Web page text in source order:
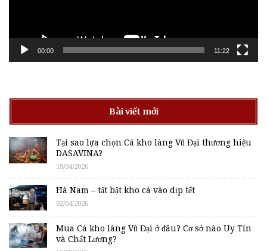
00:00 11:22
Bài viết mới
Tại sao lựa chọn Cá kho làng Vũ Đại thương hiệu
DASAVINA?
19/04/2026
Hà Nam – tất bật kho cá vào dịp tết
02/04/2026
Mua Cá kho làng Vũ Đại ở đâu? Cơ sở nào Uy Tín
và Chất Lượng?